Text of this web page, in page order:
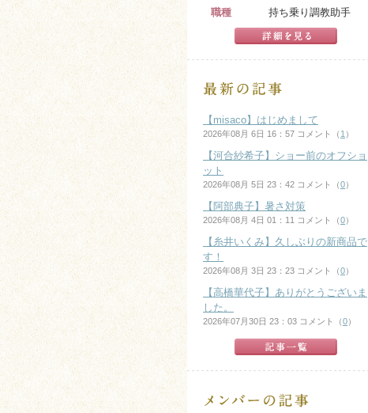
職種
持ち乗り調教助手
【misaco】はじめまして
2026年08月 6日 16：57 コメント（ 1 ）
【河合紗希子】ショー前のオフショ
ット
2026年08月 5日 23：42 コメント（0）
【阿部典子】暑さ対策
2026年08月 4日 01：11 コメント（0）
【糸井いくみ】久しぶりの新商品で
す！
2026年08月 3日 23：23 コメント（0）
【高橋華代子】ありがとうございま
した。
2026年07月30日 23：03 コメント（0）